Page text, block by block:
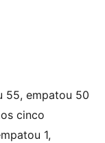
55, empatou 50
cinco
1,